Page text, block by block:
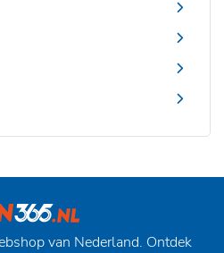
van Nederland. Ontdek